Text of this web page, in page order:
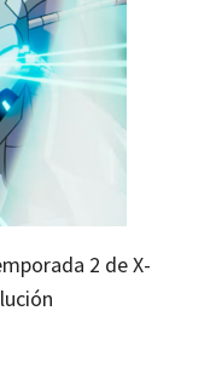
2 de X-